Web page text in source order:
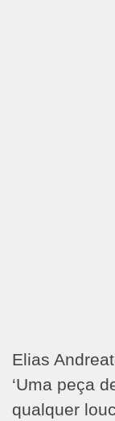
Elias
‘Uma peça
qualquer